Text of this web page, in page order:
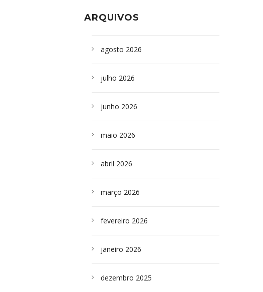
sepultados em SP
ARQUIVOS
agosto 2026
julho 2026
junho 2026
maio 2026
abril 2026
março 2026
fevereiro 2026
janeiro 2026
dezembro 2025